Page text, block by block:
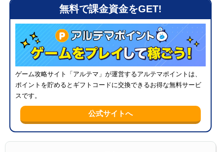
無料で課金資金をGET!
ゲーム攻略サイト「アルテマ」が運営するアルテマポイントは、
ポイントを貯めるとギフトコードに交換できるお得な無料サービ
スです。
公式サイトへ